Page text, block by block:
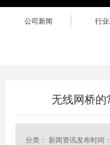
公司新闻 行
无线网桥
分类： 新闻资讯发布时间